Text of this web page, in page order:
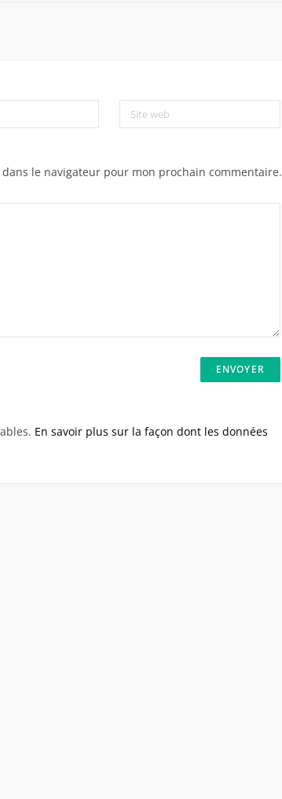
Site web
le navigateur pour mon prochain commentaire.
En savoir plus sur la façon dont les données